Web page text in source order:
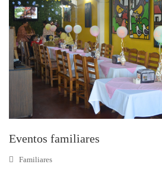
Eventos familiares
Familiares